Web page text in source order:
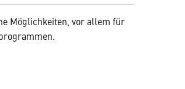
Möglichkeiten, vor allem für